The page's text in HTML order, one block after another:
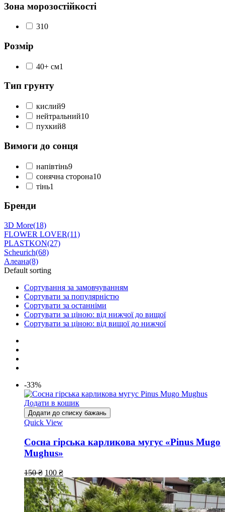
Зона морозостійкості
310
Розмір
40+ см1
Тип грунту
кислий9
нейтральний10
пухкий8
Вимоги до сонця
напівтінь9
сонячна сторона10
тінь1
Бренди
3D More(18)
FLOWER LOVER(11)
PLASTKON(27)
Scheurich(68)
Алеана(8)
Default sorting
Сортування за замовчуванням
Сортувати за популярністю
Сортувати за останніми
Сортувати за ціною: від нижчої до вищої
Сортувати за ціною: від вищої до нижчої
-33%
Додати в кошик
Додати до списку бажань
Quick View
Сосна гірська карликова мугус «Pinus Mugo
Mughus»
150₴ 100 ₴